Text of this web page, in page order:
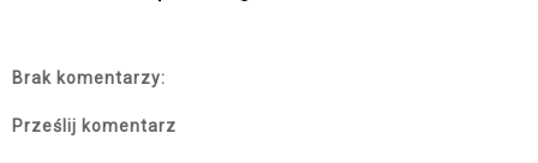
Brak komentarzy:
Prześlij komentarz